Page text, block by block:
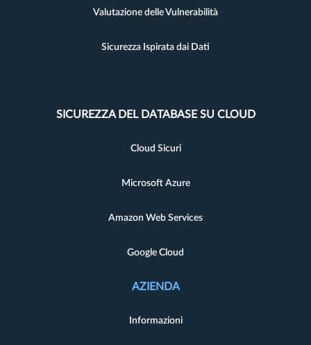
Valutazione delle Vulnerabilità
Sicurezza Ispirata dai Dati
SICUREZZA DEL DATABASE SU CLOUD
Cloud Sicuri
Microsoft Azure
Amazon Web Services
Google Cloud
AZIENDA
Informazioni